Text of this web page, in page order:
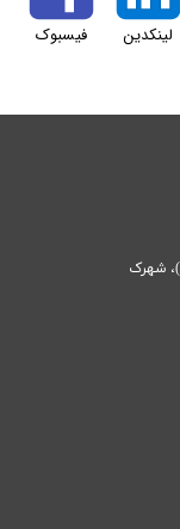
لینکدین فیسبوک
​​​​​​​شهرک